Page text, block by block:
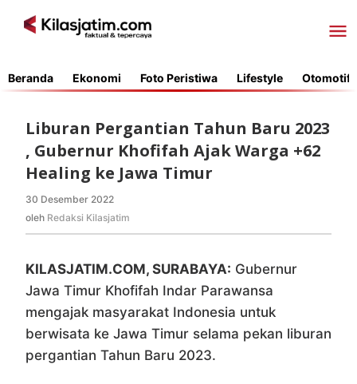
Beranda Ekonomi Foto Peristiwa Lifestyle Otomotif
Liburan Pergantian Tahun Baru 2023
, Gubernur Khofifah Ajak Warga +62
Healing ke Jawa Timur
30 Desember 2022
Redaksi
oleh Redaksi Kilasjatim
KILASJATIM.COM, SURABAYA: Gubernur
Jawa Timur Khofifah Indar Parawansa
mengajak masyarakat Indonesia untuk
berwisata ke Jawa Timur selama pekan liburan
pergantian Tahun Baru 2023.